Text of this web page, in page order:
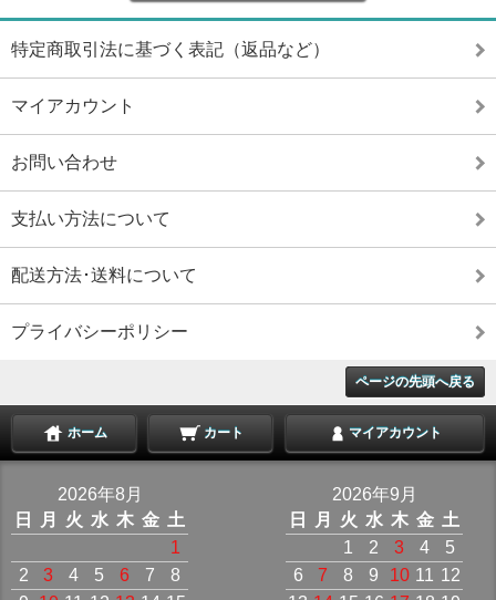
特定商取引法に基づく表記（返品など）
マイアカウント
お問い合わせ
支払い方法について
配送方法･送料について
プライバシーポリシー
ページの先頭へ戻る
ホーム カート マイアカウント
2026年8月
日
月 火 水 木 金 土
1
2
3 4 5 6 7
8
2026年9月
日
月 火 水 木 金 土
1
2 3 4
5
6
7 8 9 10 11 12